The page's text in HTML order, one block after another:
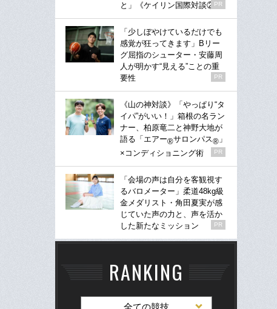
と」《ケイリン国際対談②》
PR
「少しぼやけているだけでも
感覚が狂ってきます」Bリー
グ屈指のシューター・安藤周
人が明かす“見える”ことの重
要性
PR
《山の神対談》「やっぱり“タ
イパ”がいい！」箱根の名ラン
ナー、柏原竜二と神野大地が
語る「エアー®サロンパス® 」
×コンディショニング術
PR
「会場の声は自分を客観視す
るバロメーター」柔道48kg級
金メダリスト・角田夏実が感
じていた声の力と、声を活か
した新たなミッション
PR
RANKING
全ての競技